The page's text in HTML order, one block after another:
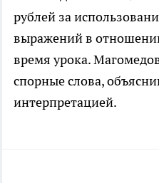
рублей за
выражений в
время урока.
спорные слова,
интерпретацией.